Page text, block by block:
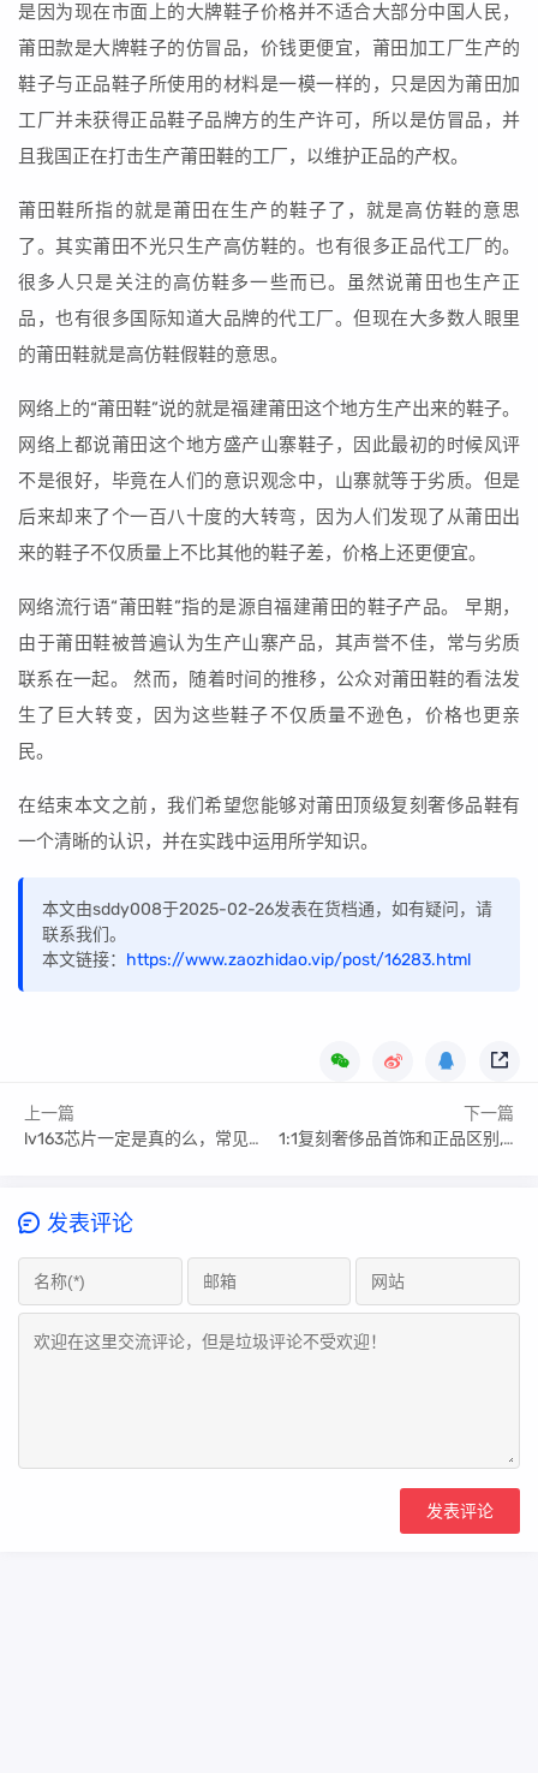
是因为现在市面上的大牌鞋子价格并不适合大部分中国人民，
莆田款是大牌鞋子的仿冒品，价钱更便宜，莆田加工厂生产的
鞋子与正品鞋子所使用的材料是一模一样的，只是因为莆田加
工厂并未获得正品鞋子品牌方的生产许可，所以是仿冒品，并
且我国正在打击生产莆田鞋的工厂，以维护正品的产权。
莆田鞋所指的就是莆田在生产的鞋子了，就是高仿鞋的意思
了。其实莆田不光只生产高仿鞋的。也有很多正品代工厂的。
很多人只是关注的高仿鞋多一些而已。虽然说莆田也生产正
品，也有很多国际知道大品牌的代工厂。但现在大多数人眼里
的莆田鞋就是高仿鞋假鞋的意思。
网络上的“莆田鞋”说的就是福建莆田这个地方生产出来的鞋子。
网络上都说莆田这个地方盛产山寨鞋子，因此最初的时候风评
不是很好，毕竟在人们的意识观念中，山寨就等于劣质。但是
后来却来了个一百八十度的大转弯，因为人们发现了从莆田出
来的鞋子不仅质量上不比其他的鞋子差，价格上还更便宜。
网络流行语“莆田鞋”指的是源自福建莆田的鞋子产品。 早期，
由于莆田鞋被普遍认为生产山寨产品，其声誉不佳，常与劣质
联系在一起。 然而，随着时间的推移，公众对莆田鞋的看法发
生了巨大转变，因为这些鞋子不仅质量不逊色，价格也更亲
民。
在结束本文之前，我们希望您能够对莆田顶级复刻奢侈品鞋有
一个清晰的认识，并在实践中运用所学知识。
本文由sddy008于2025-02-26发表在货档通，如有疑问，请
联系我们。
本文链接： https://www.zaozhidao.vip/post/16283.html
上一篇
lv163芯片一定是真的么，常见的购买渠道收藏
下一篇
1:1复刻奢侈品首饰和正品区别,带您了解清楚
发表评论